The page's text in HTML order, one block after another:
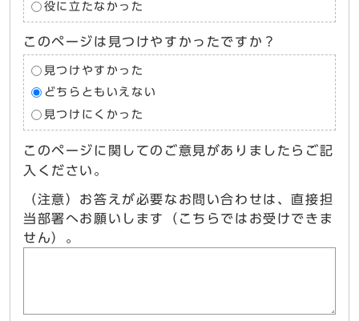
役に立たなかった
このページは見つけやすかったですか？
見つけやすかった
どちらともいえない
見つけにくかった
このページに関してのご意見がありましたらご記
入ください。
（注意）お答えが必要なお問い合わせは、直接担
当部署へお願いします（こちらではお受けできま
せん）。